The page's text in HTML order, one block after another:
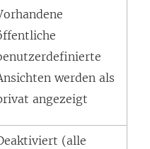
werden als
angezeigt
(alle